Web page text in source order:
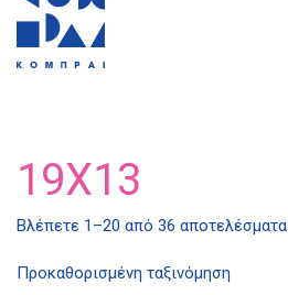
19X13
Βλέπετε 1–20 από 36 αποτελέσματα
Προκαθορισμένη ταξινόμηση